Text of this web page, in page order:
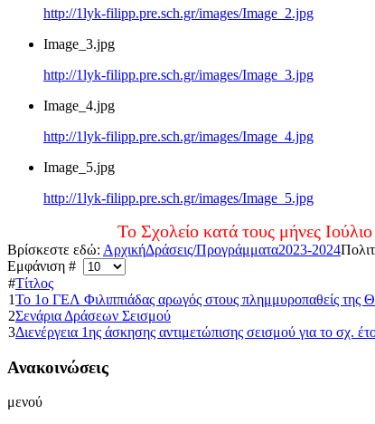
http://1lyk-filipp.pre.sch.gr/images/Image_2.jpg
Image_3.jpg
http://1lyk-filipp.pre.sch.gr/images/Image_3.jpg
Image_4.jpg
http://1lyk-filipp.pre.sch.gr/images/Image_4.jpg
Image_5.jpg
http://1lyk-filipp.pre.sch.gr/images/Image_5.jpg
Το Σχολείο κατά τους μήνες Ιούλιο και
Βρίσκεστε εδώ: ΑρχικήΔράσεις/Προγράμματα2023-2024
Εμφάνιση #
#Τίτλος
1Το 1ο ΓΕΛ Φιλιππιάδας αρωγός στους πλημμυροπαθείς της
2Σενάρια Δράσεων Σεισμού
3Διενέργεια 1ης άσκησης αντιμετώπισης σεισμού για το σχ.
Ανακοινώσεις
μενού